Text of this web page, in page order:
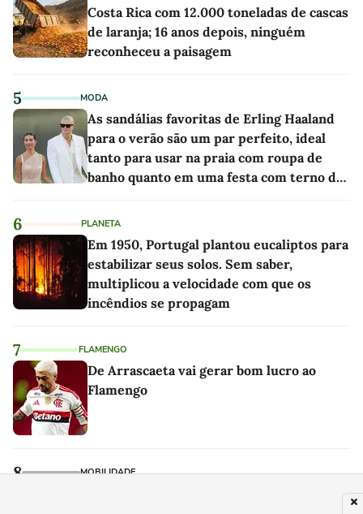
Costa Rica com 12.000 toneladas de cascas
de laranja; 16 anos depois, ninguém
reconheceu a paisagem
5 MODA
As sandálias favoritas de Erling Haaland
para o verão são um par perfeito, ideal
tanto para usar na praia com roupa de
banho quanto em uma festa com terno de
6 PLANETA
Em 1950, Portugal plantou eucaliptos para
estabilizar seus solos. Sem saber,
multiplicou a velocidade com que os
incêndios se propagam
7 FLAMENGO
De Arrascaeta vai gerar bom lucro ao
Flamengo
8 MOBILIDADE